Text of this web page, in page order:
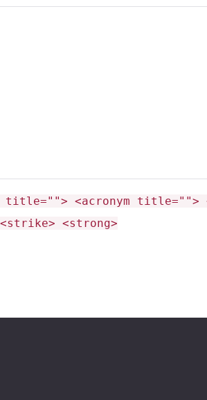
<acronym title="">
<strong>